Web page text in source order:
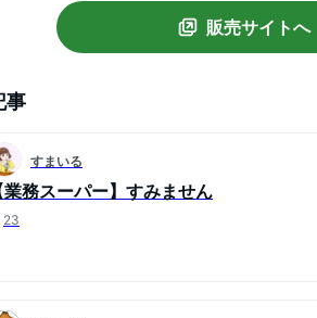
販売サイトへ
事
すまいる
業務スーパー】すみません
23